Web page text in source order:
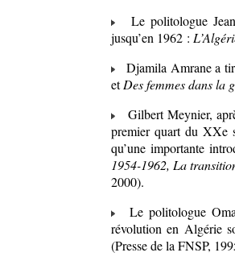
Le politologue
jusqu’en 1962 :
Djamila Amrane a
etDes femmes dans la
Gilbert Meynier,
premier quart du XXe
qu’une importante
1954-1962, La
2000).
Le politologue
révolution en Algérie
(Presse de la FNSP,